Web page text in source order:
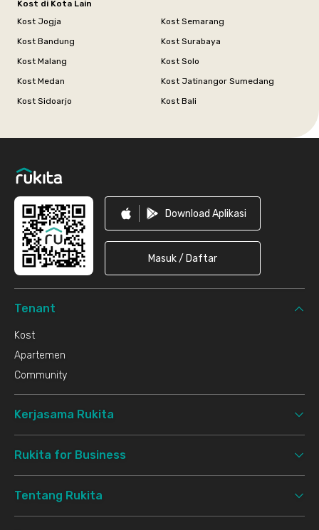
Kost di Kota Lain
Kost Jogja
Kost Semarang
Kost Bandung
Kost Surabaya
Kost Malang
Kost Solo
Kost Medan
Kost Jatinangor Sumedang
Kost Sidoarjo
Kost Bali
Download Aplikasi
Masuk / Daftar
Tenant
Kost
Apartemen
Community
Kerjasama Rukita
Rukita for Business
Tentang Rukita